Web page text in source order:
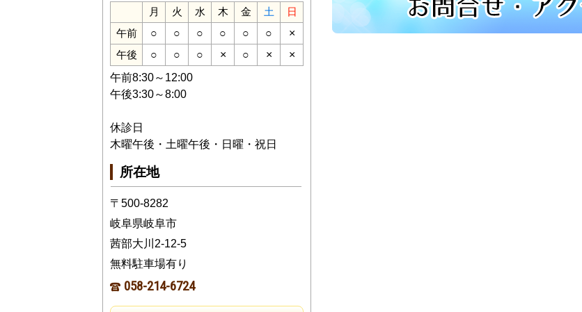
月 火 水 木 金 土
日
午前
○ ○ ○ ○ ○ ○ ×
午後 ○ ○ ○ × ○ ×
×
午前8:30～12:00
午後3:30～8:00
休診日
木曜午後・土曜午後・日曜・祝日
所在地
〒500-8282
岐阜県岐阜市
茜部大川2-12-5
無料駐車場有り
058-214-6724